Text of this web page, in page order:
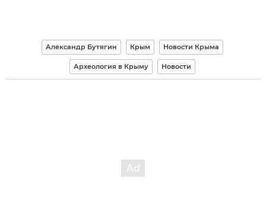
Александр Бутягин Крым Новости Крыма
Археология в Крыму Новости